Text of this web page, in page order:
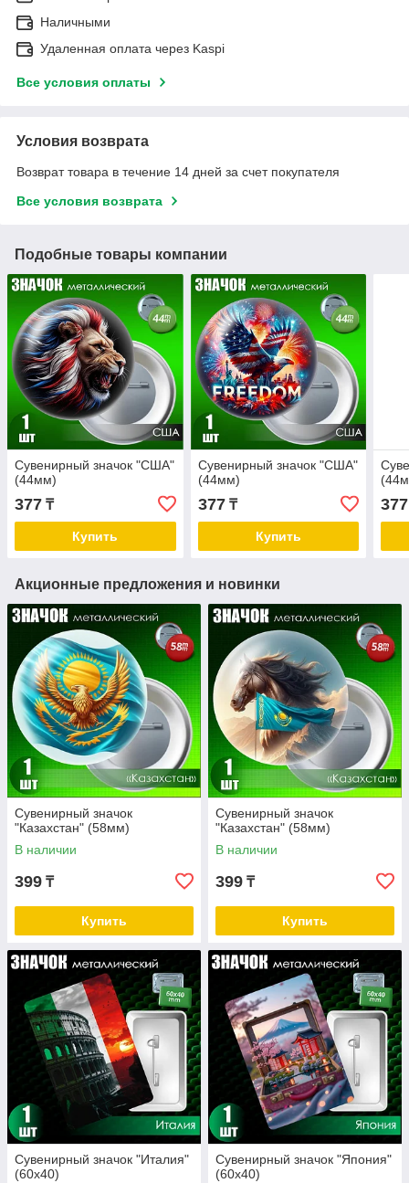
Наличными
Удаленная оплата через Kaspi
Все условия оплаты
Условия возврата
Возврат товара в течение 14 дней за счет покупателя
Все условия возврата
Подобные товары компании
Сувенирный значок "США"
(44мм)
377 ₸
Купить
Сувенирный значок "США"
(44мм)
377₸
Купить
377
Акционные предложения и новинки
Сувенирный значок
"Казахстан" (58мм)
В наличии
399 ₸
Купить
Сувенирный значок
"Казахстан" (58мм)
В наличии
399 ₸
Купить
Сувенирный значок "Италия"
(60х40)
Сувенирный значок "Япония"
(60х40)